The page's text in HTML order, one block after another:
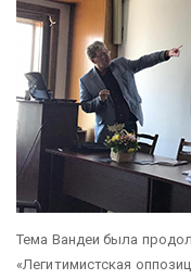
Тема Вандеи была
«Легитимистская